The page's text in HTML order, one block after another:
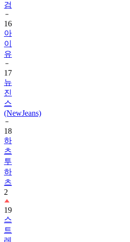
검
16
아
이
유
17
뉴
진
스
(NewJeans)
18
하
츠
투
하
츠
2
19
스
트
레